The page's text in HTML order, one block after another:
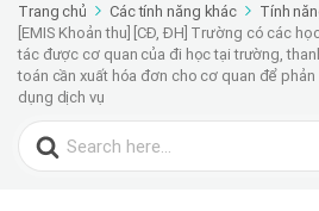
Trang chủ Các tính năng khác Tính
[EMIS Khoản thu] [CĐ, ĐH] Trường có các
tác được cơ quan của đi học tại trường,
toán cần xuất hóa đơn cho cơ quan để
dụng dịch vụ
Search
for: